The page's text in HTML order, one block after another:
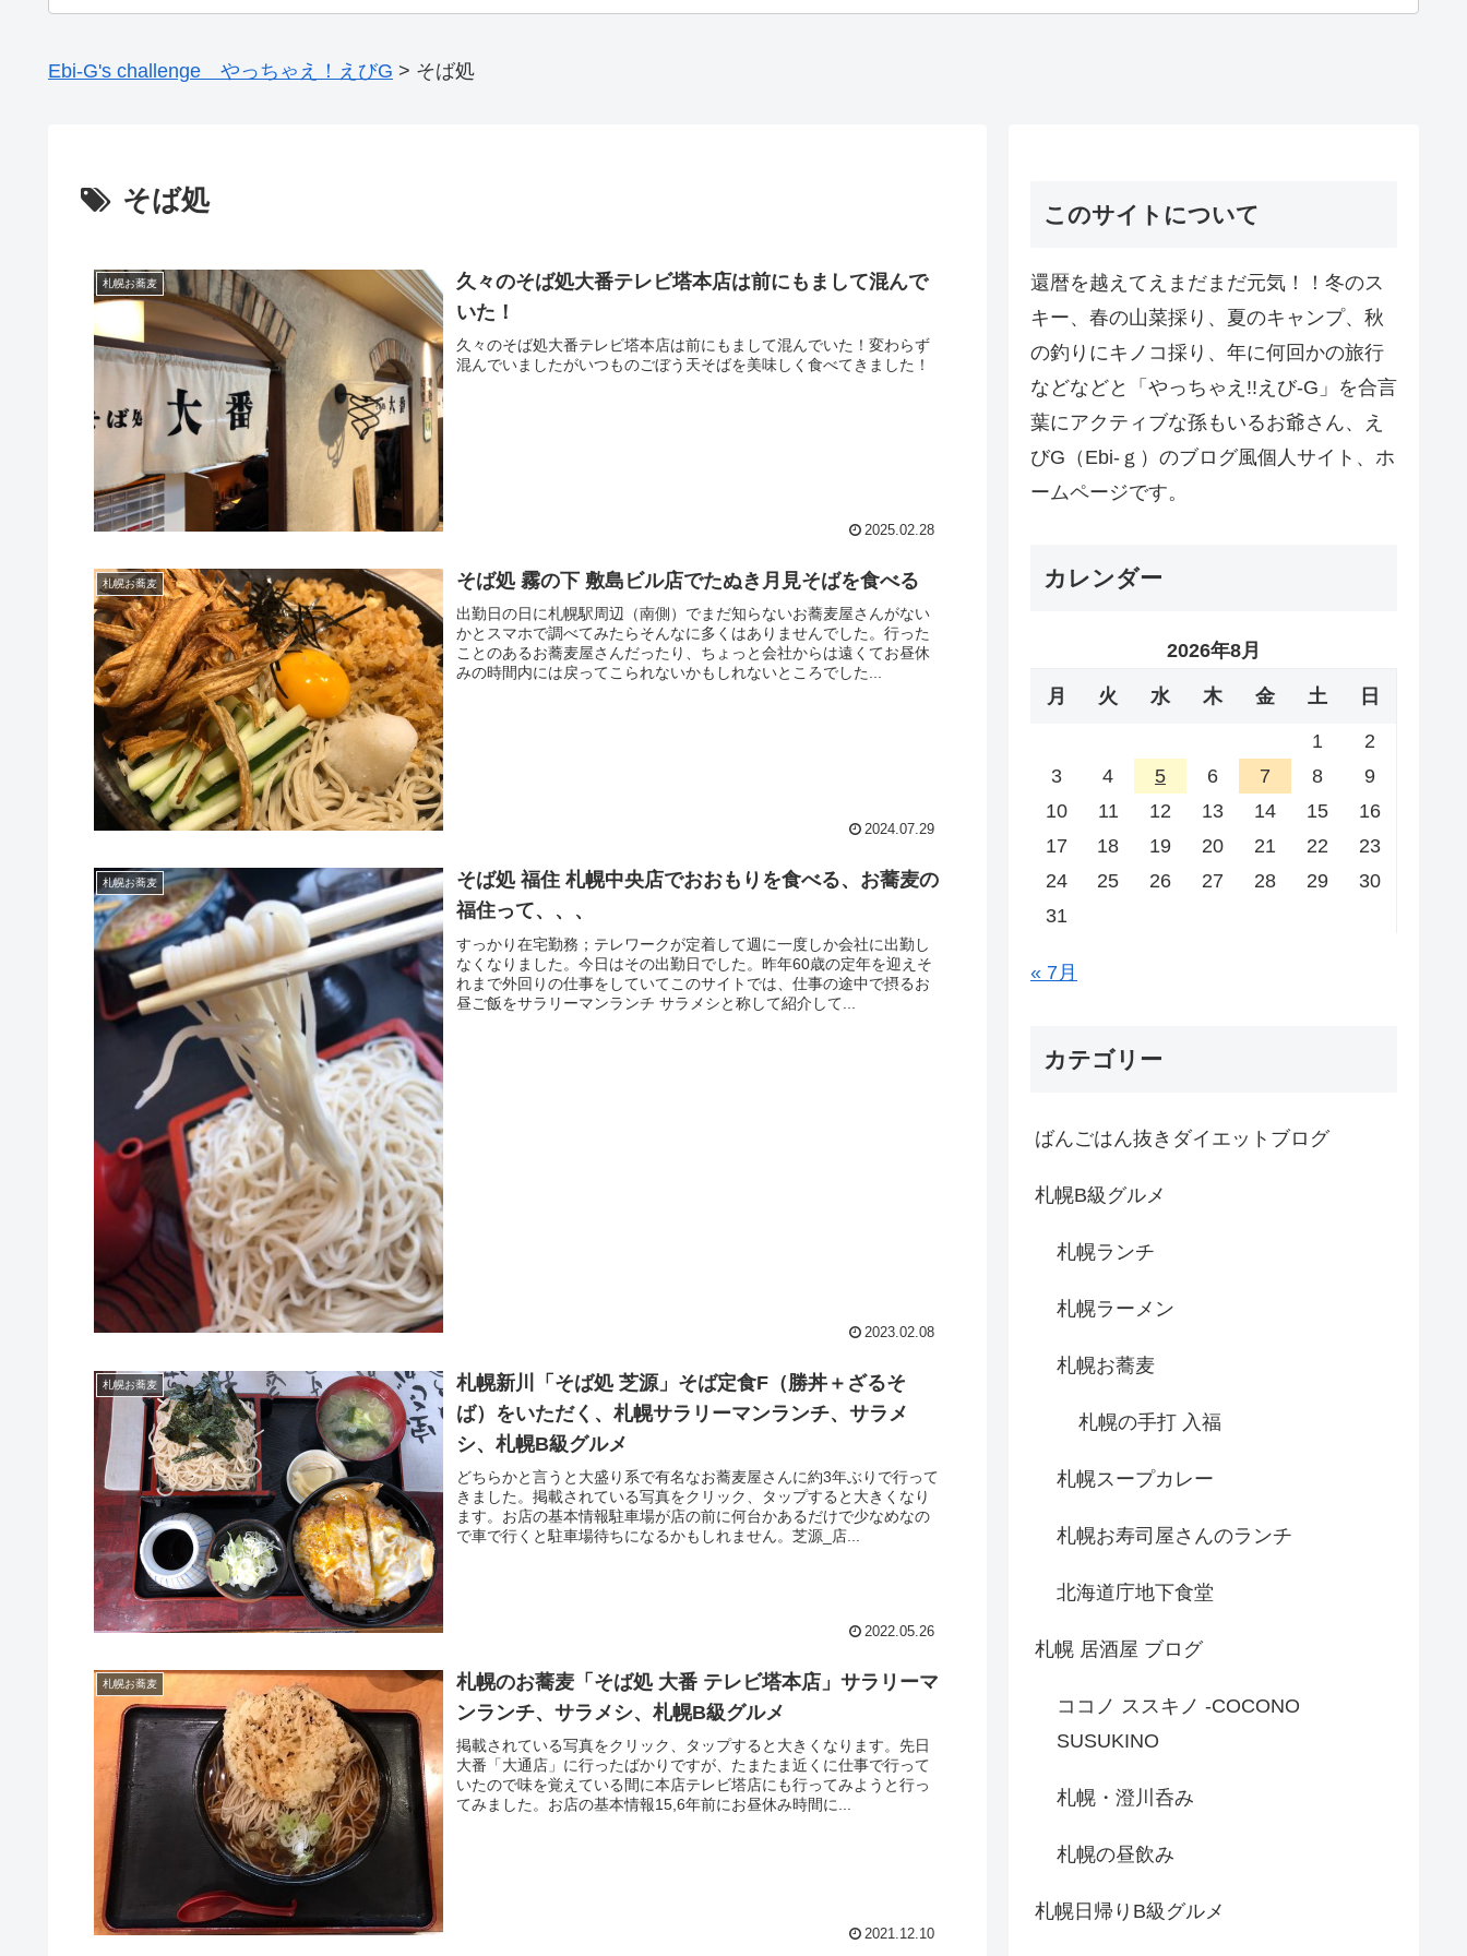
Ebi-G's challenge やっちゃえ！えびG > そば処
そば処
札幌お蕎麦
久々のそば処大番テレビ塔本店は前にもまして混んで
いた！
久々のそば処大番テレビ塔本店は前にもまして混んでいた！変わらず
混んでいましたがいつものごぼう天そばを美味しく食べてきました！
2025.02.28
札幌お蕎麦 そば処 霧の下 敷島ビル店でたぬき月見そばを食べる
出勤日の日に札幌駅周辺（南側）でまだ知らないお蕎麦屋さんがない
かとスマホで調べてみたらそんなに多くはありませんでした。行った
ことのあるお蕎麦屋さんだったり、ちょっと会社からは遠くてお昼休
みの時間内には戻ってこられないかもしれないところでした...
2024.07.29
札幌お蕎麦
そば処 福住 札幌中央店でおおもりを食べる、お蕎麦の
福住って、、、
すっかり在宅勤務；テレワークが定着して週に一度しか会社に出勤し
なくなりました。今日はその出勤日でした。昨年60歳の定年を迎えそ
れまで外回りの仕事をしていてこのサイトでは、仕事の途中で摂るお
昼ご飯をサラリーマンランチ サラメシと称して紹介して...
2023.02.08
札幌お蕎麦
札幌新川「そば処 芝源」そば定食F（勝丼＋ざるそ
ば）をいただく、札幌サラリーマンランチ、サラメ
シ、札幌B級グルメ
どちらかと言うと大盛り系で有名なお蕎麦屋さんに約3年ぶりで行って
きました。掲載されている写真をクリック、タップすると大きくなり
ます。お店の基本情報駐車場が店の前に何台かあるだけで少なめなの
で車で行くと駐車場待ちになるかもしれません。芝源_店...
2022.05.26
札幌お蕎麦
札幌のお蕎麦「そば処 大番 テレビ塔本店」サラリーマ
ンランチ、サラメシ、札幌B級グルメ
掲載されている写真をクリック、タップすると大きくなります。先日
大番「大通店」に行ったばかりですが、たまたま近くに仕事で行って
いたので味を覚えている間に本店テレビ塔店にも行ってみようと行っ
てみました。お店の基本情報15,6年前にお昼休み時間に...
2021.12.10
このサイトについて
還暦を越えてえまだまだ元気！！冬のス
キー、春の山菜採り、夏のキャンプ、秋
の釣りにキノコ採り、年に何回かの旅行
などなどと「やっちゃえ!!えび-G」を合言
葉にアクティブな孫もいるお爺さん、え
びG（Ebi-ｇ）のブログ風個人サイト、ホ
ームページです。
カレンダー
2026年8月
月 火 水 木 金 土 日
1
2
3
4 5 6 7 8
9
10
11 12 13 14 15
16
17
18 19 20 21 22
23
24
25 26 27 28 29
30
31
« 7月
カテゴリー
ばんごはん抜きダイエットブログ
札幌B級グルメ
札幌ランチ
札幌ラーメン
札幌お蕎麦
札幌の手打 入福
札幌スープカレー
札幌お寿司屋さんのランチ
北海道庁地下食堂
札幌 居酒屋 ブログ
ココノ ススキノ -COCONO
SUSUKINO
札幌・澄川呑み
札幌の昼飲み
札幌日帰りB級グルメ